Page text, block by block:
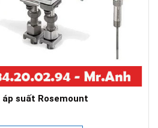
áp suất Rosemount